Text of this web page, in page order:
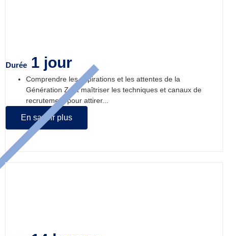
Durée 1 jour
Comprendre les aspirations et les attentes de la
Génération Z, et maîtriser les techniques et canaux de
recrutement pour attirer...
En savoir plus